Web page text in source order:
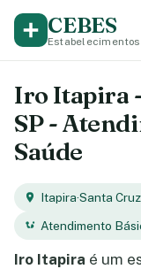
CEBES
Iro Itapira
SP -
Saúde
Itapira·Santa Cruz
Atendimento
Iro Itapira é um